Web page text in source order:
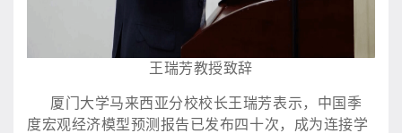
王瑞芳教授致辞
厦门大学马来西亚分校校长王瑞芳表示，中国季
度宏观经济模型预测报告已发布四十次，成为连接学